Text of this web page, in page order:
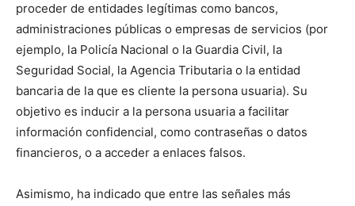
proceder de entidades legítimas como bancos,
administraciones públicas o empresas de servicios (por
ejemplo, la Policía Nacional o la Guardia Civil, la
Seguridad Social, la Agencia Tributaria o la entidad
bancaria de la que es cliente la persona usuaria). Su
objetivo es inducir a la persona usuaria a facilitar
información confidencial, como contraseñas o datos
financieros, o a acceder a enlaces falsos.
Asimismo, ha indicado que entre las señales más